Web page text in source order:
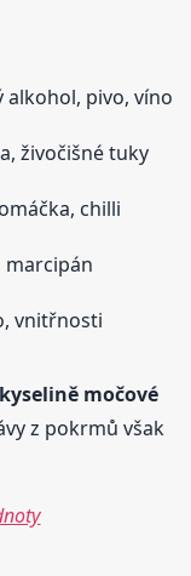
alkohol, pivo, víno
živočišné tuky
chilli
marcipán
vnitřnosti
kyselině močové
z pokrmů však